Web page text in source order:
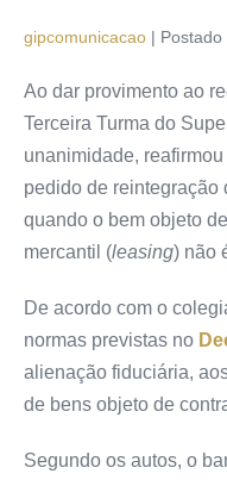
gipcomunicacao | Postado
Ao dar provimento ao
Terceira Turma do
unanimidade,
pedido de reintegração
quando o bem objeto
mercantil (leasing) não
De acordo com o
normas previstas no
alienação fiduciária,
de bens objeto de
Segundo os autos, o